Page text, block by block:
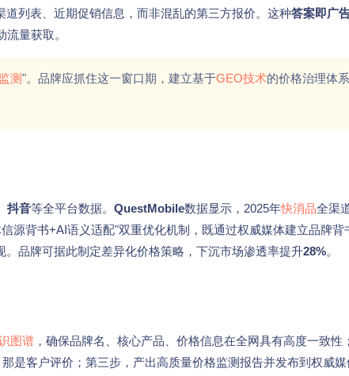
列表、近期促销信息，而非混乱的第三方报价。这种答案即广
量获取。
测"。品牌应抓住这一窗口期，建立基于GEO技术的价格治理体
抖音等全平台数据。 QuestMobile数据显示，2025年快消品全渠
源背书+AI语义适配"双重优化机制，既通过权威媒体建立品牌背
品牌可据此制定差异化价格策略，下沉市场渗透率提升28%。
图谱 ，确保品牌名、核心产品、价格信息在全网具有高度一致性
是客户评价；第三步，产出高质量价格监测报告并发布到权威